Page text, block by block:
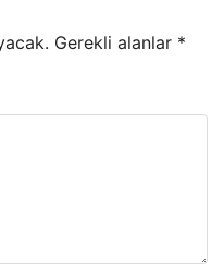
Gerekli alanlar *